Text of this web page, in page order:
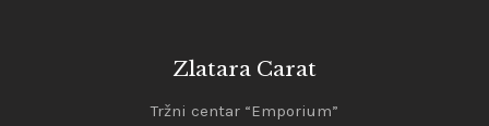
Zlatara Carat
Tržni centar “Emporium”